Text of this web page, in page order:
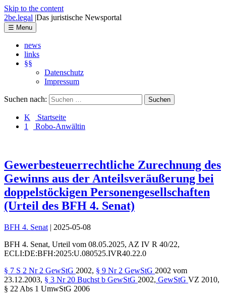
Skip to the content
2be.legal |Das juristische Newsportal
☰ Menu
news
links
§§
Datenschutz
Impressum
Suchen nach:
K Startseite
1 Robo-Anwältin
Gewerbesteuerrechtliche Zurechnung des
Gewinns aus der Anteilsveräußerung bei
doppelstöckigen Personengesellschaften
(Urteil des BFH 4. Senat)
BFH 4. Senat | 2025-05-08
BFH 4. Senat, Urteil vom 08.05.2025, AZ IV R 40/22,
ECLI:DE:BFH:2025:U.080525.IVR40.22.0
§ 7 S 2 Nr 2 GewStG 2002, § 9 Nr 2 GewStG 2002 vom
23.12.2003, § 3 Nr 20 Buchst b GewStG 2002, GewStG VZ 2010,
§ 22 Abs 1 UmwStG 2006